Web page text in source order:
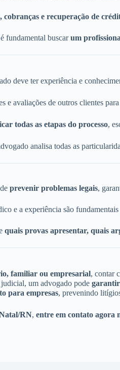
cobranças e recuperação de
fundamental buscarum
deve ter experiência e
e avaliações de outros clientes
todas as etapas do processo,
analisa todas as
prevenir problemas legais,
e a experiência são fundamentais
quais provas apresentar, quais
familiar ou empresarial, contar
um advogado pode garantir
para empresas, prevenindo
RN, entre em contato agora